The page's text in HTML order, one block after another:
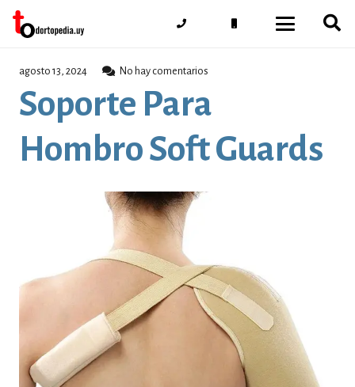
agosto 13, 2024 No hay comentarios
Soporte Para
Hombro Soft Guards